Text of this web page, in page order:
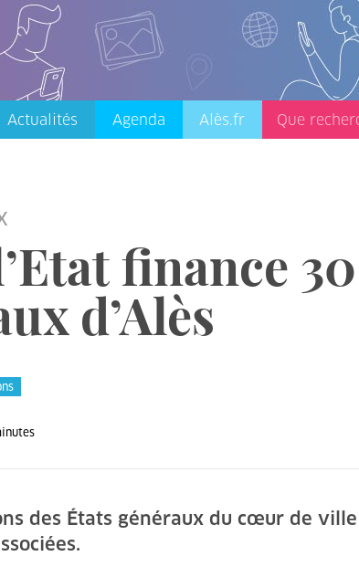
Actualités Agenda Alès.fr
finance 30
d’Alès
des États généraux du cœur de